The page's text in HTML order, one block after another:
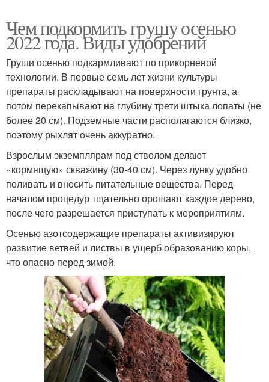
Чем подкормить грушу осенью
2022 года. Виды удобрений
Груши осенью подкармливают по прикорневой
технологии. В первые семь лет жизни культуры
препараты раскладывают на поверхности грунта, а
потом перекапывают на глубину трети штыка лопаты (не
более 20 см). Подземные части располагаются близко,
поэтому рыхлят очень аккуратно.
Взрослым экземплярам под стволом делают
«кормящую» скважину (30-40 см). Через лунку удобно
поливать и вносить питательные вещества. Перед
началом процедур тщательно орошают каждое дерево,
после чего разрешается приступать к мероприятиям.
Осенью азотсодержащие препараты активизируют
развитие ветвей и листвы в ущерб образованию коры,
что опасно перед зимой.